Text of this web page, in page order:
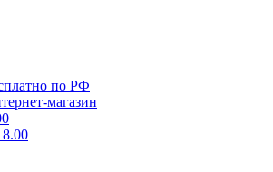
по РФ
магазин